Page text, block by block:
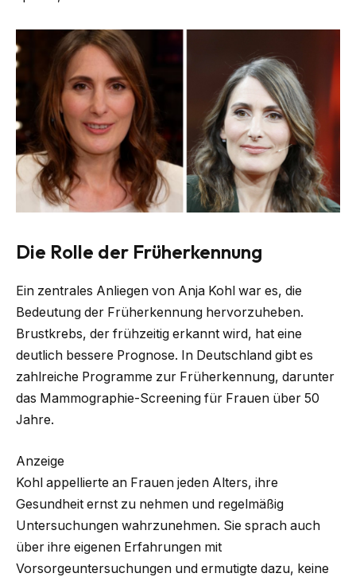
Die Rolle der Früherkennung
Ein zentrales Anliegen von Anja Kohl war es, die
Bedeutung der Früherkennung hervorzuheben.
Brustkrebs, der frühzeitig erkannt wird, hat eine
deutlich bessere Prognose. In Deutschland gibt es
zahlreiche Programme zur Früherkennung, darunter
das Mammographie-Screening für Frauen über 50
Jahre.
Anzeige
Kohl appellierte an Frauen jeden Alters, ihre
Gesundheit ernst zu nehmen und regelmäßig
Untersuchungen wahrzunehmen. Sie sprach auch
über ihre eigenen Erfahrungen mit
Vorsorgeuntersuchungen und ermutigte dazu, keine